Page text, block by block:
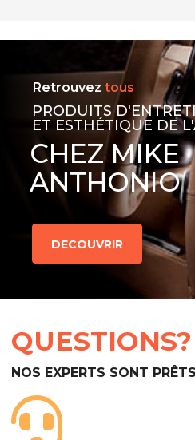
Retrouvez tous
PRODUITS
ET ESTHÉTIQUE DE
CHEZ MIKE
ANTHONIO
DECOUVRIR
QUESTIONS?
NOS EXPERTS SONT